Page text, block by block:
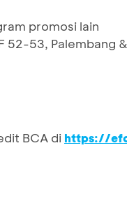
promosi lain
52-53, Palembang
BCA di https://